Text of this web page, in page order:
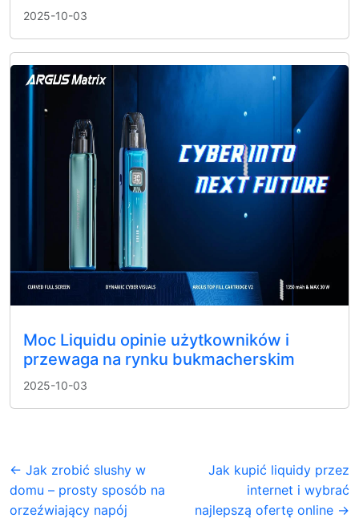
2025-10-03
Moc Liquidu opinie użytkowników i
przewaga na rynku bukmacherskim
2025-10-03
← Jak zrobić slushy w
domu – prosty sposób na
orzeźwiający napój
Jak kupić liquidy przez
internet i wybrać
najlepszą ofertę online →